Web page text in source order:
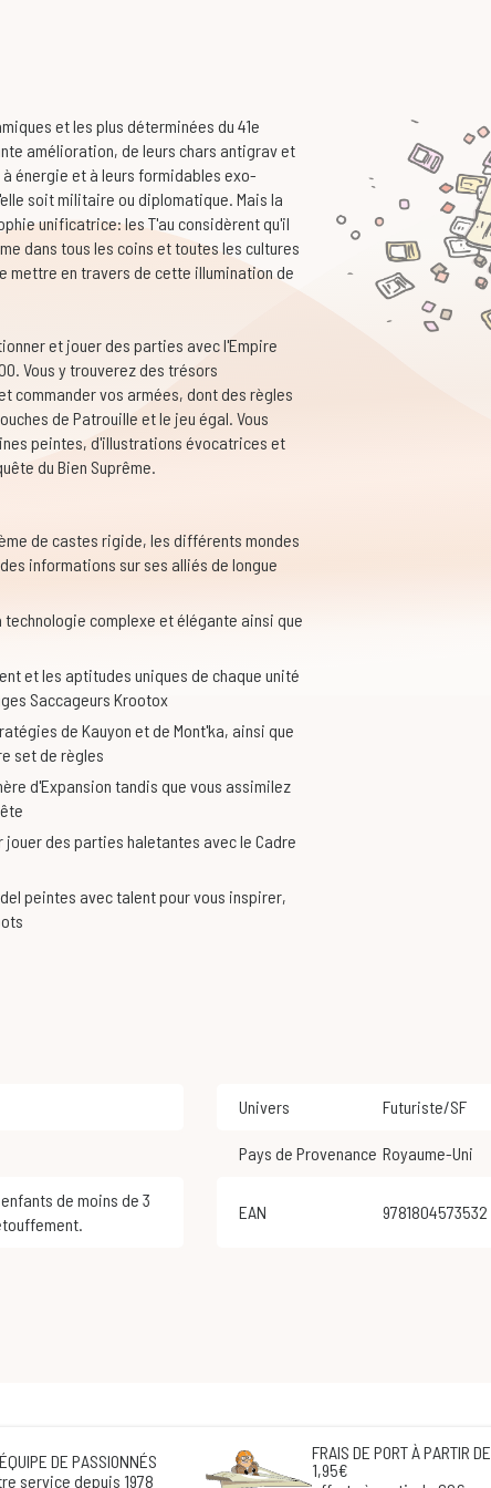
et les plus déterminées du 41e
amélioration, de leurs chars antigrav et
énergie et à leurs formidables exo-
soit militaire ou diplomatique. Mais la
unificatrice: les T'au considèrent qu'il
dans tous les coins et toutes les cultures
mettre en travers de cette illumination de
et jouer des parties avec l'Empire
Vous y trouverez des trésors
commander vos armées, dont des règles
de Patrouille et le jeu égal. Vous
peintes, d'illustrations évocatrices et
du Bien Suprême.
de castes rigide, les différents mondes
informations sur ses alliés de longue
complexe et élégante ainsi que
et les aptitudes uniques de chaque unité
Saccageurs Krootox
de Kauyon et de Mont'ka, ainsi que
set de règles
d'Expansion tandis que vous assimilez
des parties haletantes avec le Cadre
peintes avec talent pour vous inspirer,
Univers Futuriste/SF
Pays de Provenance Royaume-Uni
EAN 9781804573532
DE PASSIONNÉS
service depuis 1978
FRAIS DE PORT À PARTIR DE
1,95€